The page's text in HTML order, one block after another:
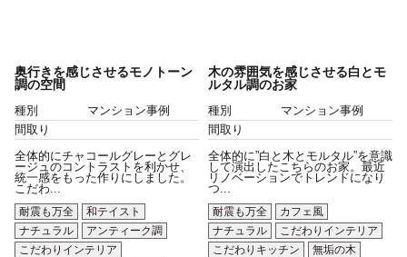
奥行きを感じさせるモノトーン
調の空間
種別
マンション事例
間取り
全体的にチャコールグレーとグレ
ージュのコントラストを利かせ、
統一感をもった作りにしました。
こだわ...
耐震も万全
和テイスト
ナチュラル
アンティーク調
こだわりインテリア
木の雰囲気を感じさせる白とモ
ルタル調のお家
種別
マンション事例
間取り
全体的に”白と木とモルタル”を意識
して演出したこちらのお家。最近
リノベーションでトレンドになり
つ...
耐震も万全
カフェ風
ナチュラル
こだわりインテリア
こだわりキッチン
無垢の木